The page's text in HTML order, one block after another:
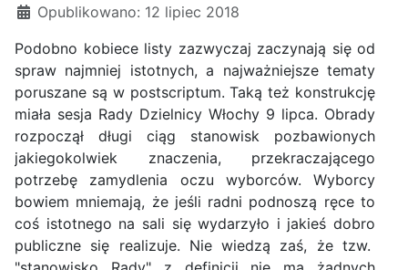
Opublikowano: 12 lipiec 2018
Podobno kobiece listy zazwyczaj zaczynają się od
spraw najmniej istotnych, a najważniejsze tematy
poruszane są w postscriptum. Taką też konstrukcję
miała sesja Rady Dzielnicy Włochy 9 lipca. Obrady
rozpoczął długi ciąg stanowisk pozbawionych
jakiegokolwiek znaczenia, przekraczającego
potrzebę zamydlenia oczu wyborców. Wyborcy
bowiem mniemają, że jeśli radni podnoszą ręce to
coś istotnego na sali się wydarzyło i jakieś dobro
publiczne się realizuje. Nie wiedzą zaś, że tzw.